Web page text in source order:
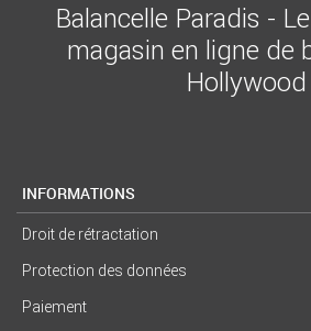
Balancelle Paradis -
magasin en ligne de
Hollywood
INFORMATIONS
Droit de rétractation
Protection des données
Paiement